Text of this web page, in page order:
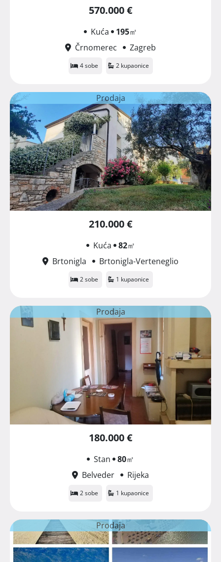
570.000 €
Kuća 195㎡
Črnomerec
Zagreb
4 sobe 2 kupaonice
Prodaja
210.000 €
Kuća 82㎡
Brtonigla
Brtonigla-Verteneglio
2 sobe 1 kupaonice
Prodaja
180.000 €
Stan 80㎡
Belveder
Rijeka
2 sobe 1 kupaonice
Prodaja